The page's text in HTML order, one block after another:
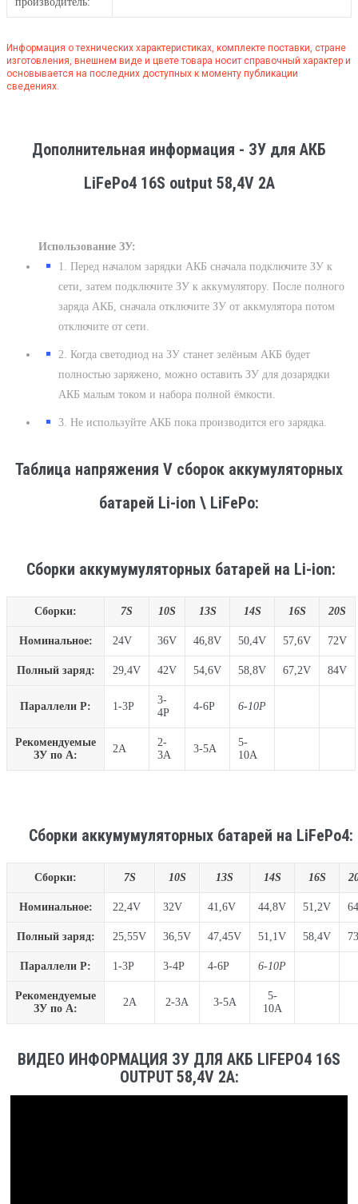
Информация о технических характеристиках, комплекте поставки, стране
изготовления, внешнем виде и цвете товара носит справочный характер и
основывается на последних доступных к моменту публикации
сведениях.
Дополнительная информация - ЗУ для АКБ
LiFePo4 16S output 58,4V 2A
Использование ЗУ:
1. Перед началом зарядки АКБ сначала подключите ЗУ к
сети, затем подключите ЗУ к аккумулятору. После полного
заряда АКБ, сначала отключите ЗУ от аккмулятора потом
отключите от сети.
2. Когда светодиод на ЗУ станет зелёным АКБ будет
полностью заряжено, можно оставить ЗУ для дозарядки
АКБ малым током и набора полной ёмкости.
3. Не используйте АКБ пока производится его зарядка.
Таблица напряжения V сборок аккумуляторных
батарей Li-ion \ LiFePo:
Сборки аккумумуляторных батарей на Li-ion:
Сборки: 7S 10S 13S 14S 16S 20S
Номинальное: 24V 36V 46,8V 50,4V 57,6V 72V
Полный заряд: 29,4V 42V 54,6V 58,8V 67,2V 84V
Параллели P: 1-3P
3-
4P
4-6P 6-10P
Рекомендуемые
ЗУ по A:
2A
2-
3A
3-5A
5-
10A
Сборки аккумумуляторных батарей на LiFePo4:
Сборки: 7S 10S 13S 14S 16S
Номинальное: 22,4V 32V 41,6V 44,8V 51,2V
Полный заряд: 25,55V 36,5V 47,45V 51,1V 58,4V
Параллели P: 1-3P 3-4P 4-6P 6-10P
Рекомендуемые
ЗУ по A:
2A 2-3A 3-5A
5-
10A
ВИДЕО ИНФОРМАЦИЯ ЗУ ДЛЯ АКБ LIFEPO4 16S
OUTPUT 58,4V 2A: